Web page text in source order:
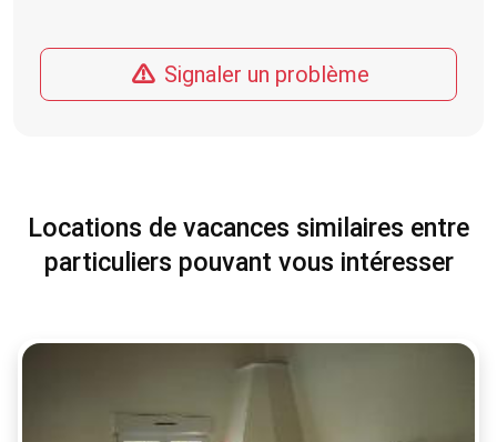
Signaler un problème
Locations de vacances similaires entre
particuliers pouvant vous intéresser